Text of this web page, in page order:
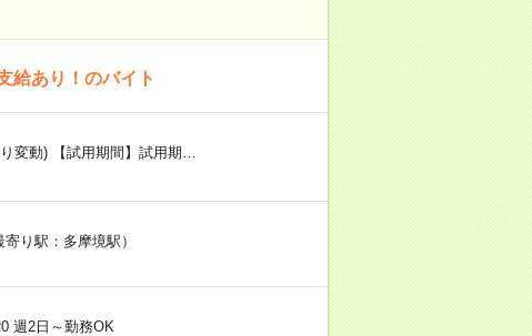
給あり！のバイト
変動) 【試用期間】試用期…
り駅：多摩境駅）
週2日～勤務OK